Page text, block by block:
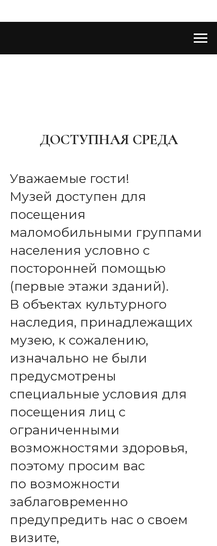
ДОСТУПНАЯ СРЕДА
Уважаемые гости!
Музей доступен для
посещения
маломобильными группами
населения условно с
посторонней помощью
(первые этажи зданий).
В объектах культурного
наследия, принадлежащих
музею, к сожалению,
изначально не были
предусмотрены
специальные условия для
посещения лиц с
ограниченными
возможностями здоровья,
поэтому просим вас
по возможности
заблаговременно
предупредить нас о своем
визите,